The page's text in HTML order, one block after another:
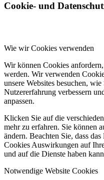
Cookie- und
Wie wir Cookies verwenden
Wir können Cookies
werden. Wir verwenden
unsere Websites besuchen,
Nutzererfahrung verbessern
anpassen.
Klicken Sie auf die
mehr zu erfahren. Sie können
ändern. Beachten Sie, dass
Cookies Auswirkungen auf
und auf die Dienste haben
Notwendige Website Cookies